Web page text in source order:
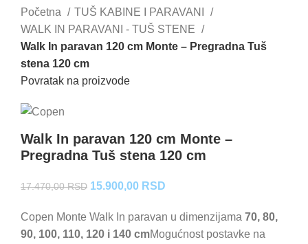
Početna
TUŠ KABINE I PARAVANI
WALK IN PARAVANI - TUŠ STENE
Walk In paravan 120 cm Monte – Pregradna Tuš
stena 120 cm
Povratak na proizvode
Walk In paravan 120 cm Monte –
Pregradna Tuš stena 120 cm
17.470,00RSD Originalna
je
bila:
15.900,00 RSD
je:
15.900,00 RSD.
Copen Monte Walk In paravan u dimenzijama 70, 80,
90, 100, 110, 120 i 140 cmMogućnost postavke na